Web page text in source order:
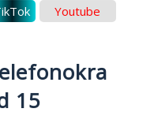
Youtube
15